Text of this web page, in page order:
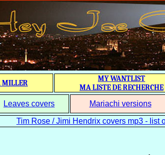
MILLER
MY WANTLIST
MA LISTE DE RECHERCHE
Leaves covers Mariachi versions
Tim Rose / Jimi Hendrix covers mp3 - list